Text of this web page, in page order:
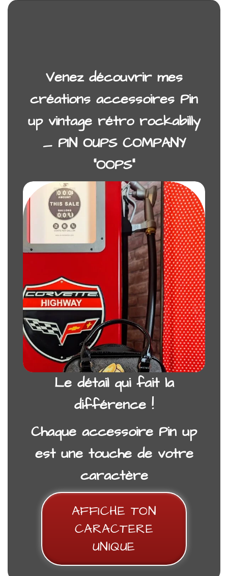
Venez découvrir mes
créations accessoires Pin
up vintage rétro rockabilly
_ PIN OUPS COMPANY
“OOPS”
35,00€
Le détail qui fait la
différence !
Chaque accessoire Pin up
est une touche de votre
caractère
AFFICHE TON
CARACTERE
UNIQUE